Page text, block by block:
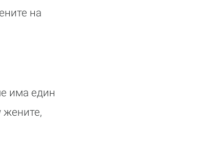
на
има един
жените,